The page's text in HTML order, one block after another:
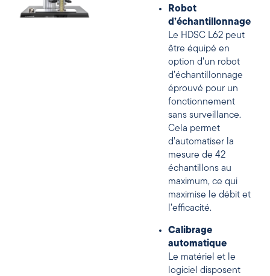
Robot
d’échantillonnage
Le HDSC L62 peut
être équipé en
option d’un robot
d’échantillonnage
éprouvé pour un
fonctionnement
sans surveillance.
Cela permet
d’automatiser la
mesure de 42
échantillons au
maximum, ce qui
maximise le débit et
l’efficacité.
Calibrage
automatique
Le matériel et le
logiciel disposent